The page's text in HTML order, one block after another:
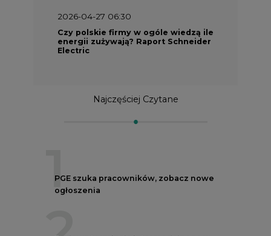
2026-04-27 06:30
Czy polskie firmy w ogóle wiedzą ile
energii zużywają? Raport Schneider
Electric
Najczęściej Czytane
1
PGE szuka pracowników, zobacz nowe
ogłoszenia